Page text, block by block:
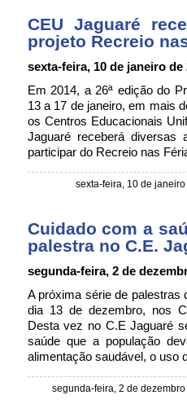
CEU Jaguaré
projeto Recreio
sexta-feira, 10 de janeiro de
Em 2014, a 26ª edição do
13 a 17 de janeiro, em mais
os Centros Educacionais
Jaguaré receberá diversas
participar do Recreio nas
sexta-feira, 10 de
Cuidado com a
palestra no C.E.
segunda-feira, 2 de
A próxima série de palestras
dia 13 de dezembro, nos
Desta vez no C.E Jaguaré
saúde que a população
alimentação saudável, o uso
segunda-feira, 2 de